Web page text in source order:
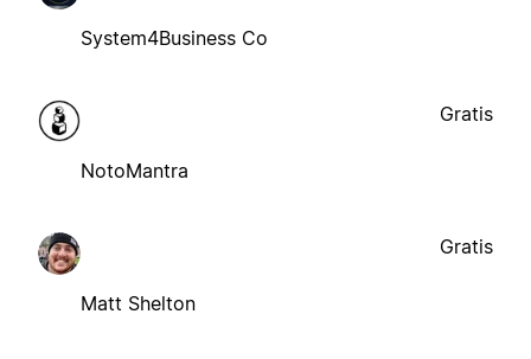
System4Business Co
NotoMantra
Gratis
Matt Shelton
Gratis